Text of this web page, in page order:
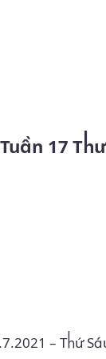
– Thứ